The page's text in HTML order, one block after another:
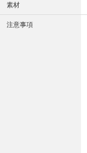
素材
注意事項